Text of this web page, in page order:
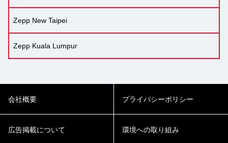
Zepp New Taipei
Zepp Kuala Lumpur
会社概要 プライバシーポリシー
広告掲載について 環境への取り組み